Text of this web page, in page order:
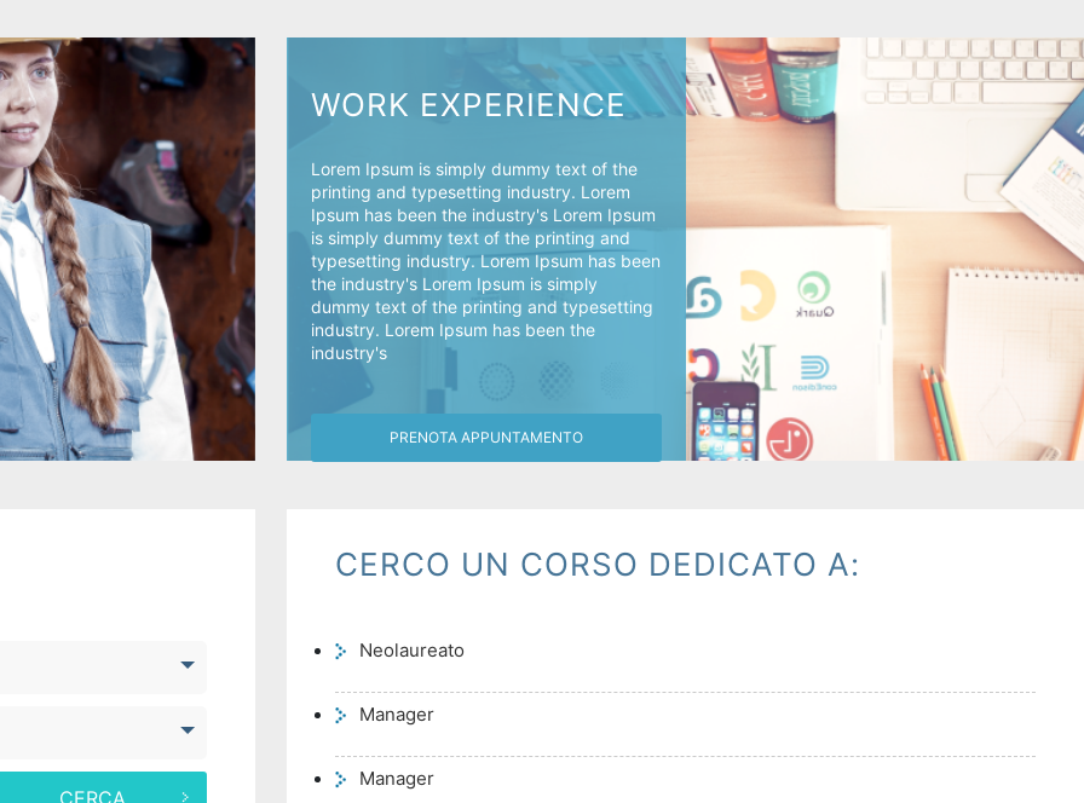
WORK EXPERIENCE
Lorem Ipsum is simply dummy text of the
printing and typesetting industry. Lorem
Ipsum has been the industry's Lorem Ipsum
is simply dummy text of the printing and
typesetting industry. Lorem Ipsum has been
the industry's Lorem Ipsum is simply
dummy text of the printing and typesetting
industry. Lorem Ipsum has been the
industry's
PRENOTA APPUNTAMENTO
CERCO UN CORSO DEDICATO A:
Neolaureato
Manager
Manager